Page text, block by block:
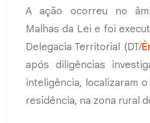
A ação ocorreu no
Malhas da Lei e foi
Delegacia Territorial (DT/
após diligências
inteligência, localizaram
residência, na zona rural